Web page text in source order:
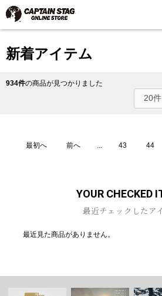
新着アイテム
934件の商品が見つかりました
最初へ 前へ ... 43 44
YOUR CHECKED
最近チェックしたア
最近見た商品がありません。